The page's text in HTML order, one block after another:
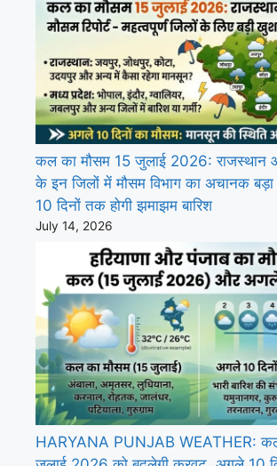
कल का मौसम 15 जुलाई 2026: राजस्थान
के इन जिलों में मौसम विभाग का अचानक
10 दिनों तक होगी झमाझम बारिश
July 14, 2026
HARYANA PUNJAB WEATHER: